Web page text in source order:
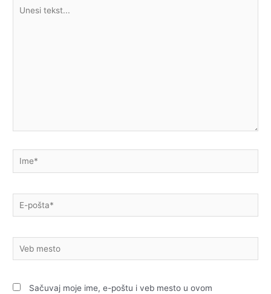
Ime*
E-
pošta*
Veb
mesto
Sačuvaj moje ime, e-poštu i veb mesto u ovom